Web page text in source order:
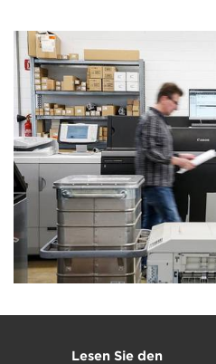
Lesen Sie den